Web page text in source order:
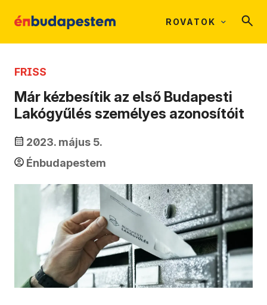
ROVATOK
FRISS
Már kézbesítik az első Budapesti
Lakógyűlés személyes azonosítóit
2023. május 5.
Énbudapestem